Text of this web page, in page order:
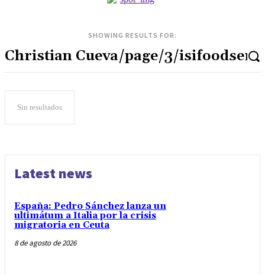
SHOWING RESULTS FOR:
Sin resultados
Latest news
España: Pedro Sánchez lanza un
ultimátum a Italia por la crisis
migratoria en Ceuta
8 de agosto de 2026